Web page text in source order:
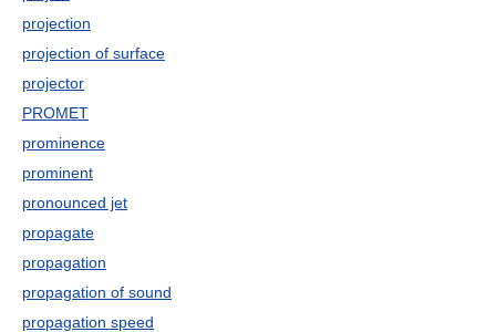
projection
projection of surface
projector
PROMET
prominence
prominent
pronounced jet
propagate
propagation
propagation of sound
propagation speed